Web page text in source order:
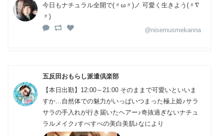
今日もナチュラル全開で(〃ω〃)ノ 可愛く生きよう(〃∇
〃)
@nisemusmekanna
五反田おもらし派遣倶楽部
【本日出勤】12:00～21:00 そのままで可愛いといいま
すか…自然体での魅力がいっぱいつまった極上姫♪サラ
サラの手入れが行き届いたヘアー♪奇抜過ぎないナチュ
ラルメイク♪すべすべの美白美肌♪なにより